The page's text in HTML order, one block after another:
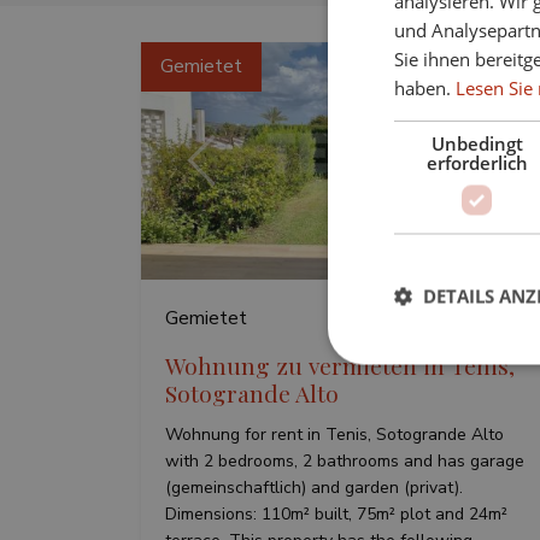
Vorherige
Gemietet
Gemietet
Wohnung zu vermieten in Tenis,
Sotogrande Alto
Wohnung for rent in Tenis, Sotogrande Alto
with 2 bedrooms, 2 bathrooms and has garage
(gemeinschaftlich) and garden (privat).
Dimensions: 110m² built, 75m² plot and 24m²
und
Sie ihnen
haben. Lesen
Unbedingt
erforderlich
DETAILS
Unbedingt
Kontoverwaltung.
Name